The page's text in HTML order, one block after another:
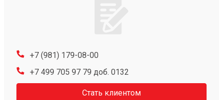
+7 (981) 179-08-00
+7 499 705 97 79 доб. 0132
Стать клиентом